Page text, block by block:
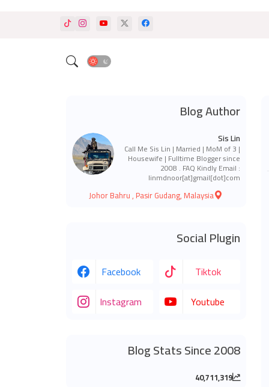
Blog Author
Sis Lin
Call Me Sis Lin | Married | MoM of 3 |
Housewife | Fulltime Blogger since
2008 . FAQ Kindly Email :
linmdnoor[at]gmail[dot]com
Johor Bahru , Pasir Gudang, Malaysia
Social Plugin
Facebook
Tiktok
Instagram
Youtube
Blog Stats Since 2008
40,711,319